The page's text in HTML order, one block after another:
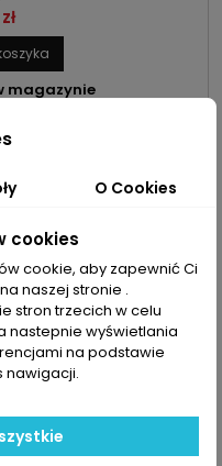
PRODUKCJI: Od 2001r
na czujnik temperatury
magazynie
2.0HDI 136KM/140KM
O Cookies
cookies
cookie, aby zapewnić Ci
naszej stronie .
stron trzecich w celu
nastepnie wyświetlania
na podstawie
nawigacji.